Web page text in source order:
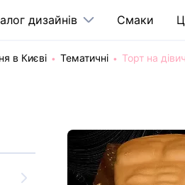
дизайнів Cмаки
в Києві Тематичні Торт на